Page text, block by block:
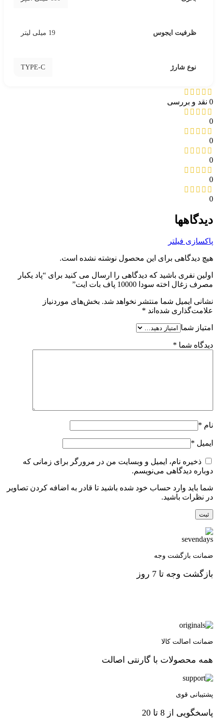
ظرفیت ایجوس 19 میلی لیتر
نوع شارژ TYPE-C
0 نقد و بررسی
0
0
0
0
0
دیدگاهها
پاکسازی فیلتر
هیچ دیدگاهی برای این محصول نوشته نشده است.
اولین نفری باشید که دیدگاهی را ارسال می کنید برای “پاد یکبار
مصرف زغال اخته سودا 10000 پاف بات ایت”
نشانی ایمیل شما منتشر نخواهد شد. بخش‌های موردنیاز
علامت‌گذاری شده‌اند *
امتیاز شما
دیدگاه شما *
نام *
ایمیل *
ذخیره نام، ایمیل و وبسایت من در مرورگر برای زمانی که
دوباره دیدگاهی می‌نویسم.
شما باید وارد حساب خود شده باشید تا قادر به اضافه کردن تصاویر
در نظرات باشید.
ضمانت بازگشت وجه
بازگشت وجه تا 7 روز
ضمانت اصالت کالا
همه محصولات با گارنتی اصالت
پشتیبانی قوی
پاسخگویی از 8 تا 20